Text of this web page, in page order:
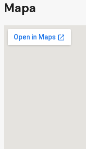
Mapa